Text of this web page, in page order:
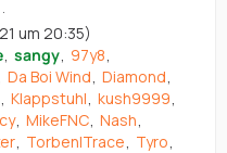
um 20:35)
sangy 97y8
Da Boi Wind Diamond
Klappstuhl kush9999
MikeFNC Nash
Torben|Trace
Tyro